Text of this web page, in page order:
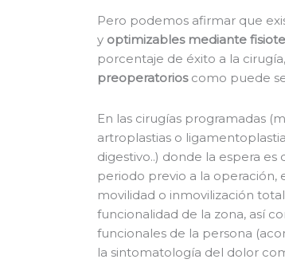
Pero podemos afirmar que
y optimizables mediante
porcentaje de éxito a la
preoperatorioscomo puede
En las cirugías programadas
artroplastias o
digestivo..) donde la espera es
periodo previo a la
movilidad o inmovilización
funcionalidad de la zona, así
funcionales de la persona
la sintomatología del dolor